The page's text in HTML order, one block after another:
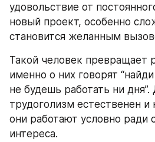
удовольствие от
новый проект, особенно
становится желанным
Такой человек превращает
именно о них говорят
не будешь работать ни
трудоголизм естественен и
они работают условно ради
интереса.